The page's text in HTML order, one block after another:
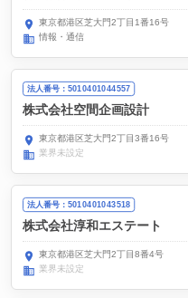
東京都港区芝大門2丁目1番16号
情報・通信
法人番号：5010401044557
株式会社空間企画設計
東京都港区芝大門2丁目3番16号
業界未設定
法人番号：5010401043518
株式会社淳和エステート
東京都港区芝大門2丁目8番4号
業界未設定